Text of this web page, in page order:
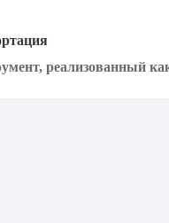
реализованный